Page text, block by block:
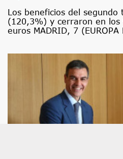
Los beneficios del
(120,3%) y cerraron en los
euros MADRID, 7 (EUROPA